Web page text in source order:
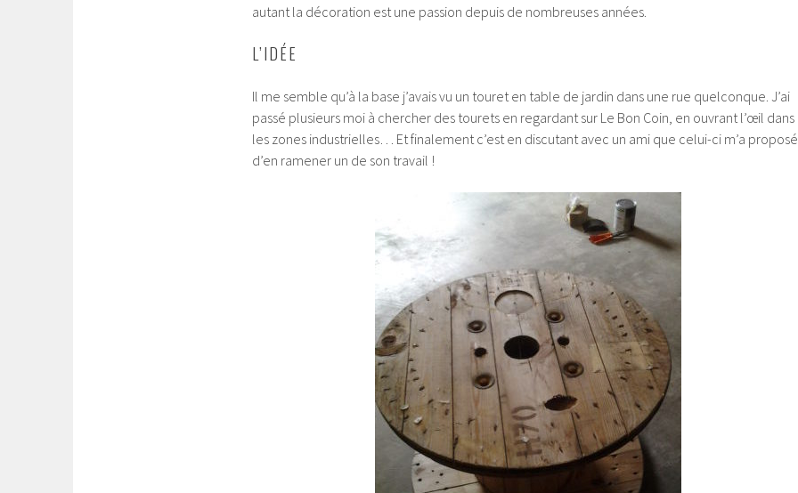
autant la décoration est une passion depuis de nombreuses années.
L’IDÉE
Il me semble qu’à la base j’avais vu un touret en table de jardin dans une rue quelconque. J’ai
passé plusieurs moi à chercher des tourets en regardant sur Le Bon Coin, en ouvrant l’œil dans
les zones industrielles… Et finalement c’est en discutant avec un ami que celui-ci m’a proposé
d’en ramener un de son travail !